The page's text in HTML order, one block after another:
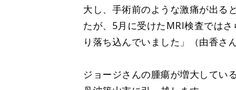
大し、手術前のような激痛が出る
たが、5月に受けたMRI検査では
り落ち込んでいました」（由香さん
ジョージさんの腫瘍が増大してい